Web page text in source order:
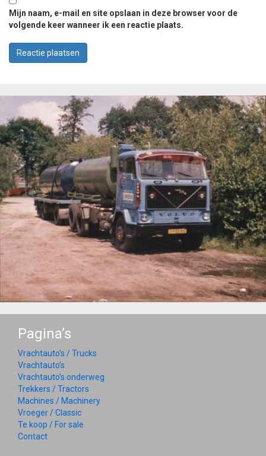
Mijn naam, e-mail en site opslaan in deze browser voor de
volgende keer wanneer ik een reactie plaats.
Pagina’s
Vrachtauto’s / Trucks
Vrachtauto’s
Vrachtauto’s onderweg
Trekkers / Tractors
Machines / Machinery
Vroeger / Classic
Te koop / For sale
Contact